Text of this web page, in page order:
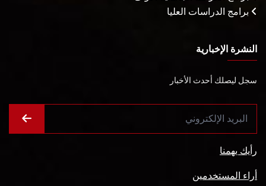
برامج الدراسات العليا
النشرة الإخبارية
سجل ليصلك أحدث الأخبار
رأيك يهمنا
أراء المستخدمين